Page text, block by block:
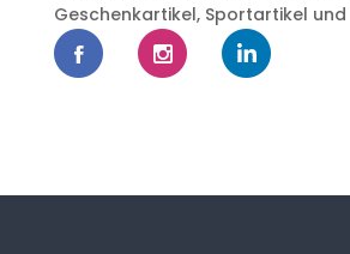
Geschenkartikel, Sportartikel und